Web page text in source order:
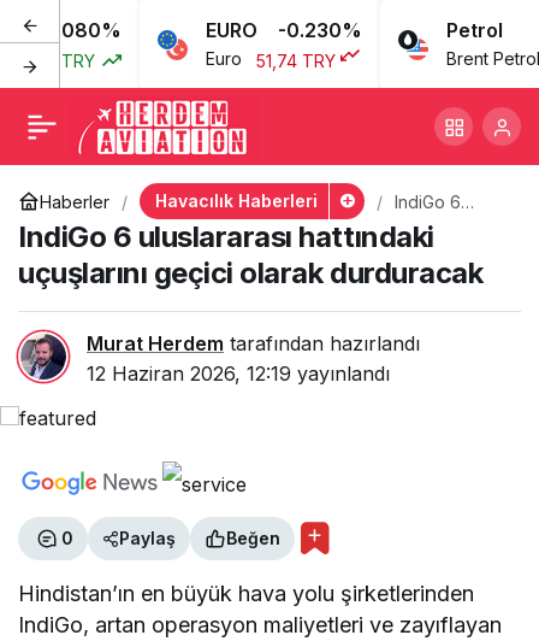
0.080%
TRY
EURO -0.230%
Euro 51,74 TRY
Petrol
Brent Petrol
Haberler Havacılık Haberleri
IndiGo 6
uluslararası
hattındaki
uçuşlarını
geçici olarak
IndiGo 6 uluslararası hattındaki
uçuşlarını geçici olarak durduracak
Murat Herdem tarafından hazırlandı
12 Haziran 2026, 12:19 yayınlandı
0 Paylaş Beğen
Hindistan’ın en büyük hava yolu şirketlerinden
IndiGo, artan operasyon maliyetleri ve zayıflayan
IndiGo 6 uluslararası
hattındaki uçuşlarını
geçici olarak durduracak
+ - 0